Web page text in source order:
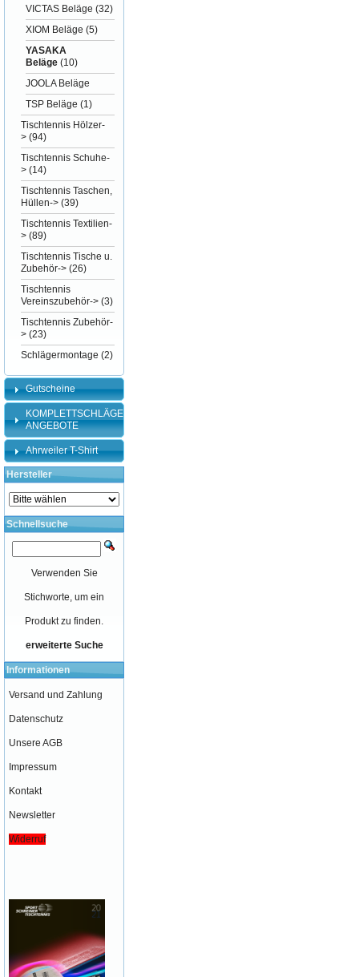
VICTAS Beläge (32)
XIOM Beläge (5)
YASAKA
Beläge (10)
JOOLA Beläge
TSP Beläge (1)
Tischtennis Hölzer-
> (94)
Tischtennis Schuhe-
> (14)
Tischtennis Taschen,
Hüllen-> (39)
Tischtennis Textilien-
> (89)
Tischtennis Tische u.
Zubehör-> (26)
Tischtennis
Vereinszubehör-> (3)
Tischtennis Zubehör-
> (23)
Schlägermontage (2)
Gutscheine
KOMPLETTSCHLÄGER-
ANGEBOTE
Ahrweiler T-Shirt
Hersteller
Schnellsuche
Verwenden Sie
Stichworte, um ein
Produkt zu finden.
erweiterte Suche
Informationen
Versand und Zahlung
Datenschutz
Unsere AGB
Impressum
Kontakt
Newsletter
Widerruf